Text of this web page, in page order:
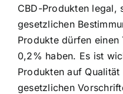
CBD-Produkten legal,
gesetzlichen
Produkte dürfen einen
0,2% haben. Es ist
Produkten auf
gesetzlichen